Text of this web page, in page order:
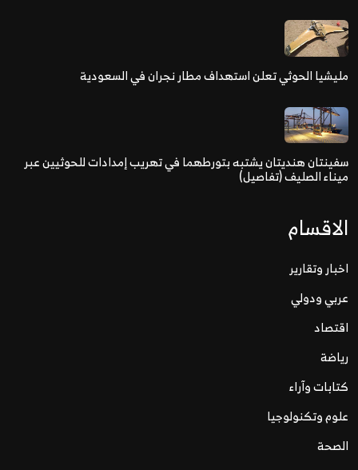
مليشيا الحوثي تعلن استهداف مطار نجران في السعودية
سفينتان هنديتان يشتبه بتورطهما في تهريب إمدادات للحوثيين عبر
ميناء الصليف (تفاصيل)
الاقسام
اخبار وتقارير
عربي ودولي
اقتصاد
رياضة
كتابات وآراء
علوم وتكنولوجيا
الصحة